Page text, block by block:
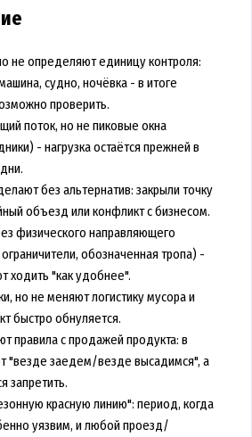
не определяют единицу контроля:
судно, ночёвка - в итоге
проверить.
поток, но не пиковые окна
- нагрузка остаётся прежней в
без альтернатив: закрыли точку
объезд или конфликт с бизнесом.
физического направляющего
обозначенная тропа) -
ходить "как удобнее".
но не меняют логистику мусора и
быстро обнуляется.
правила с продажей продукта: в
"везде заедем/везде высадимся", а
запретить.
красную линию": период, когда
уязвим, и любой проезд/